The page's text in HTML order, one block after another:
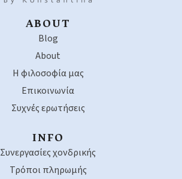
ABOUT
Blog
About
Η φιλοσοφία μας
Επικοινωνία
Συχνές ερωτήσεις
INFO
Συνεργασίες χονδρικής
Τρόποι πληρωμής